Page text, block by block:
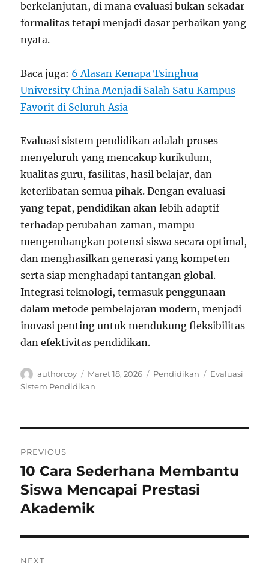
berkelanjutan, di mana evaluasi bukan sekadar
formalitas tetapi menjadi dasar perbaikan yang
nyata.
Baca juga: 6 Alasan Kenapa Tsinghua
University China Menjadi Salah Satu Kampus
Favorit di Seluruh Asia
Evaluasi sistem pendidikan adalah proses
menyeluruh yang mencakup kurikulum,
kualitas guru, fasilitas, hasil belajar, dan
keterlibatan semua pihak. Dengan evaluasi
yang tepat, pendidikan akan lebih adaptif
terhadap perubahan zaman, mampu
mengembangkan potensi siswa secara optimal,
dan menghasilkan generasi yang kompeten
serta siap menghadapi tantangan global.
Integrasi teknologi, termasuk penggunaan
dalam metode pembelajaran modern, menjadi
inovasi penting untuk mendukung fleksibilitas
dan efektivitas pendidikan.
Author
authorcoy
Posted
on
Maret 18, 2026 Categories
Pendidikan Tags
Evaluasi
Sistem Pendidikan
pos
PREVIOUS
Previous
post:
10 Cara Sederhana Membantu
Siswa Mencapai Prestasi
Akademik
NEXT